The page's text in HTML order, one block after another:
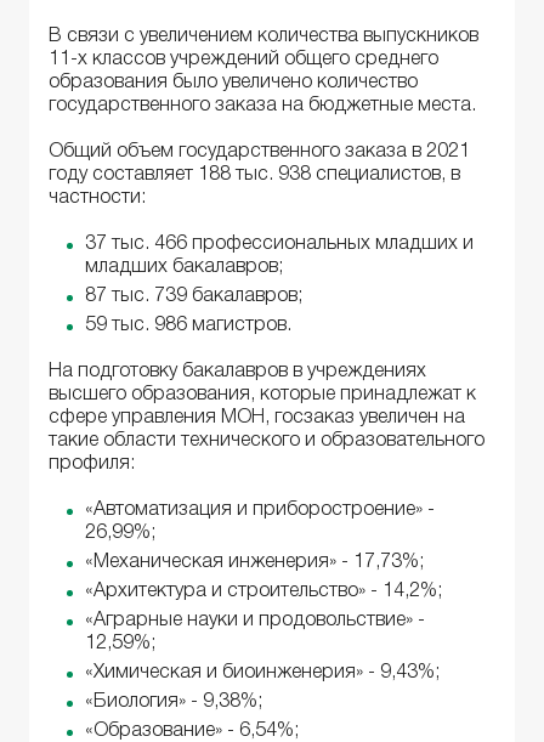
В связи с увеличением количества выпускников
11-х классов учреждений общего среднего
образования было увеличено количество
государственного заказа на бюджетные места.
Общий объем государственного заказа в 2021
году составляет 188 тыс. 938 специалистов, в
частности:
37 тыс. 466 профессиональных младших и
младших бакалавров;
87 тыс. 739 бакалавров;
59 тыс. 986 магистров.
На подготовку бакалавров в учреждениях
высшего образования, которые принадлежат к
сфере управления МОН, госзаказ увеличен на
такие области технического и образовательного
профиля:
«Автоматизация и приборостроение» -
26,99%;
«Механическая инженерия» - 17,73%;
«Архитектура и строительство» - 14,2%;
«Аграрные науки и продовольствие» -
12,59%;
«Химическая и биоинженерия» - 9,43%;
«Биология» - 9,38%;
«Образование» - 6,54%;